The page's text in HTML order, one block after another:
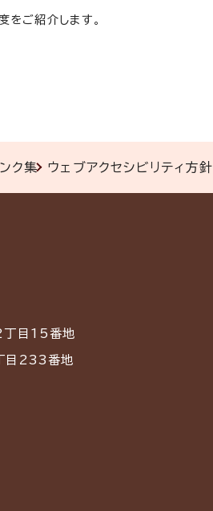
をご紹介します。
ク集 ウェブアクセシビリティ方針
丁目15番地
目233番地